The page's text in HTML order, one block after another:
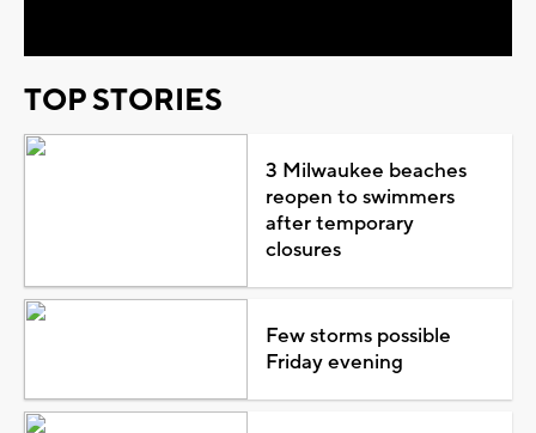
TOP STORIES
3 Milwaukee beaches
reopen to swimmers
after temporary
closures
Few storms possible
Friday evening